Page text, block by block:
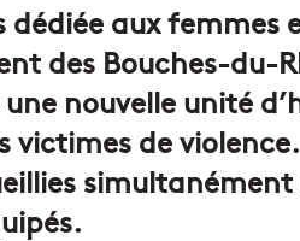
aux femmes
des Bouches-du-
nouvelle unité
victimes de